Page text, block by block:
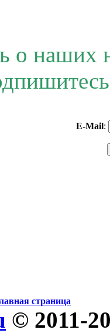
о наших
E-Mail:
страница
© 2011-